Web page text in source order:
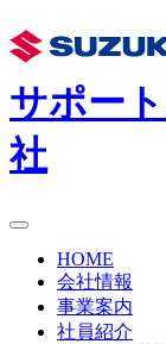
サポート
社
HOME
会社情報
事業案内
社員紹介